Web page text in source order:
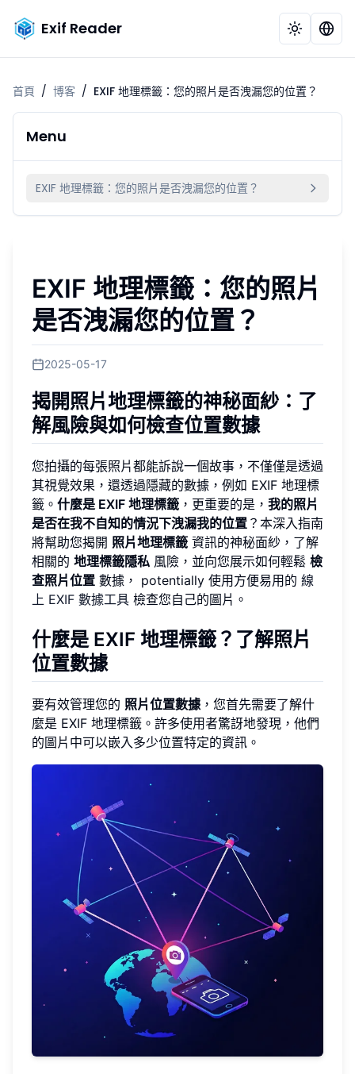
Exif Reader
首頁 / 博客 / EXIF 地理標籤：您的照片是否洩漏您的位置？
Menu
EXIF 地理標籤：您的照片是否洩漏您的位置？
EXIF 地理標籤：您的照片
是否洩漏您的位置？
2025-05-17
揭開照片地理標籤的神秘面紗：了
解風險與如何檢查位置數據
您拍攝的每張照片都能訴說一個故事，不僅僅是透過
其視覺效果，還透過隱藏的數據，例如 EXIF 地理標
籤。 什麼是 EXIF 地理標籤 ，更重要的是， 我的照片
是否在我不自知的情況下洩漏我的位置 ？本深入指南
將幫助您揭開 照片地理標籤 資訊的神秘面紗，了解
相關的 地理標籤隱私 風險，並向您展示如何輕鬆 檢
查照片位置 數據， potentially 使用方便易用的 線
上 EXIF 數據工具 檢查您自己的圖片。
什麼是 EXIF 地理標籤？了解照片
位置數據
要有效管理您的 照片位置數據 ，您首先需要了解什
麼是 EXIF 地理標籤。許多使用者驚訝地發現，他們
的圖片中可以嵌入多少位置特定的資訊。